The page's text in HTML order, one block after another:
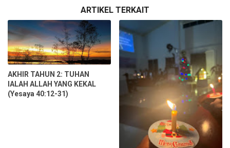
ARTIKEL TERKAIT
AKHIR TAHUN 2: TUHAN
IALAH ALLAH YANG KEKAL
(Yesaya 40:12-31)